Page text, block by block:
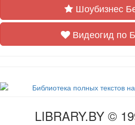
Шоубизнес
Видеогид по
LIBRARY.BY ©